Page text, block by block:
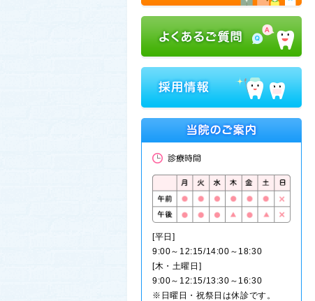
[平日]
9:00～12:15/14:00～18:30
[木・土曜日]
9:00～12:15/13:30～16:30
※日曜日・祝祭日は休診です。